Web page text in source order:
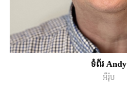
ទំព័រ Andy
អឺរ៉ុប